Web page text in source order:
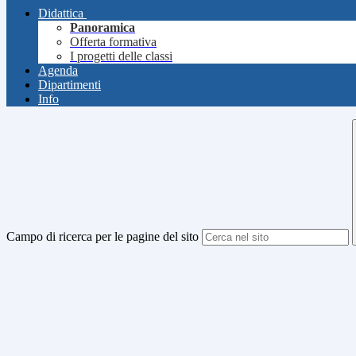
Didattica
Panoramica
Offerta formativa
I progetti delle classi
Agenda
Dipartimenti
Info
Campo di ricerca per le pagine del sito